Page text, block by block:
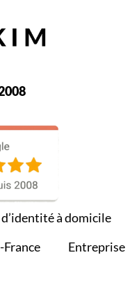
à domicile
Entreprise